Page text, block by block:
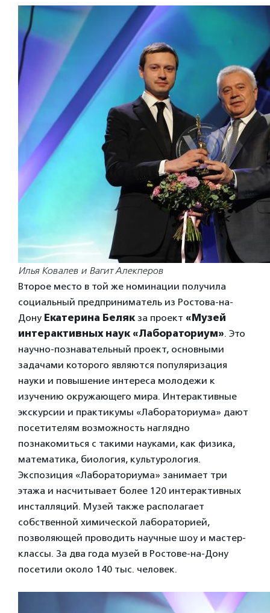
Илья Ковалев и Вагит Алекперов
Второе место в той же номинации получила
социальный предприниматель из Ростова-на-
Дону Екатерина Белякза проект «Музей
интерактивных наук «Лабораториум». Это
научно-познавательный проект, основными
задачами которого являются популяризация
науки и повышение интереса молодежи к
изучению окружающего мира. Интерактивные
экскурсии и практикумы «Лабораториума» дают
посетителям возможность наглядно
познакомиться с такими науками, как физика,
математика, биология, культурология.
Экспозиция «Лабораториума» занимает три
этажа и насчитывает более 120 интерактивных
инсталляций. Музей также располагает
собственной химической лабораторией,
позволяющей проводить научные шоу и мастер-
классы. За два года музей в Ростове-на-Дону
посетили около 140 тыс. человек.